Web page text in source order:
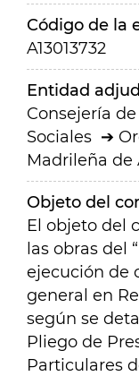
Código de la
A13013732
Entidad
Consejería
Sociales
Madrileña de
Objeto del
El objeto del
las obras del
ejecución de
general en
según se
Pliego de
Particulares